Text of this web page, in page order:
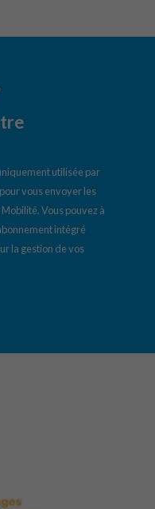
utilisée par
vous envoyer les
Vous pouvez à
intégré
la gestion de vos